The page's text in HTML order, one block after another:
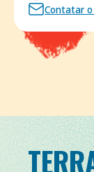
Contatar